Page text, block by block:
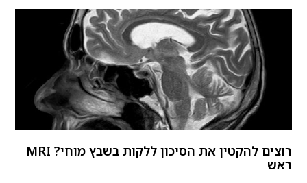
רוצים להקטין את הסיכון ללקות בשבץ מוחי? MRI
ראש